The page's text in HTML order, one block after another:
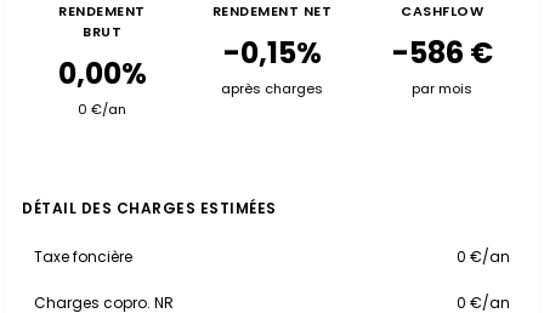
RENDEMENT
BRUT
0,00%
0 €/an
RENDEMENT NET
-0,15%
après charges
CASHFLOW
-586 €
par mois
DÉTAIL DES CHARGES ESTIMÉES
Taxe foncière 0 €/an
Charges copro. NR 0 €/an